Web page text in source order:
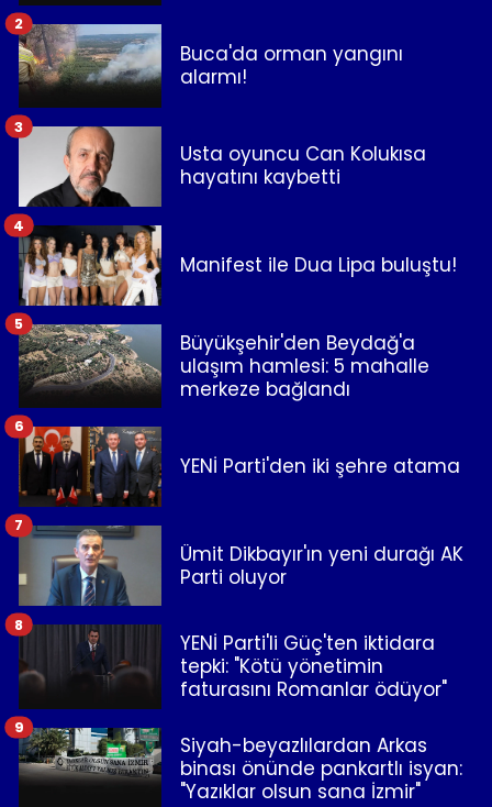
Buca'da orman yangını
alarmı!
2
Usta oyuncu Can Kolukısa
hayatını kaybetti
3
Manifest ile Dua Lipa buluştu!
4
Büyükşehir'den Beydağ'a
ulaşım hamlesi: 5 mahalle
merkeze bağlandı
5
YENİ Parti'den iki şehre atama
6
Ümit Dikbayır'ın yeni durağı AK
Parti oluyor
7
YENİ Parti'li Güç'ten iktidara
tepki: "Kötü yönetimin
faturasını Romanlar ödüyor"
8
Siyah-beyazlılardan Arkas
binası önünde pankartlı isyan:
"Yazıklar olsun sana İzmir"
9